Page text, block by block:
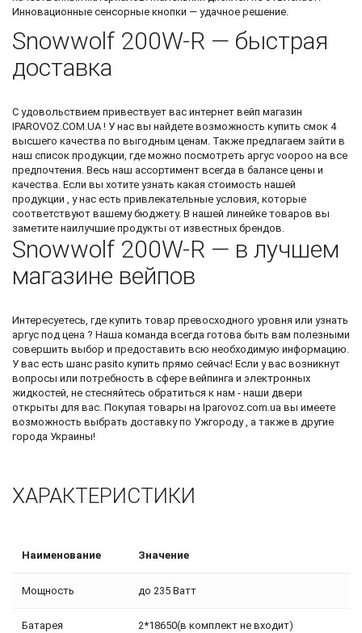
Инновационные сенсорные кнопки — удачное решение.
Snowwolf 200W-R — быстрая
доставка
С удовольствием привествует вас интернет вейп магазин
IPAROVOZ.COM.UA ! У нас вы найдете возможность купить смок 4
высшего качества по выгодным ценам. Также предлагаем зайти в
наш список продукции, где можно посмотреть аргус voopoo на все
предпочтения. Весь наш ассортимент всегда в балансе цены и
качества. Если вы хотите узнать какая стоимость нашей
продукции , у нас есть привлекательные условия, которые
соответствуют вашему бюджету. В нашей линейке товаров вы
заметите наилучшие продукты от известных брендов.
Snowwolf 200W-R — в лучшем
магазине вейпов
Интересуетесь, где купить товар превосходного уровня или узнать
аргус под цена ? Наша команда всегда готова быть вам полезными
совершить выбор и предоставить всю необходимую информацию.
У вас есть шанс pasito купить прямо сейчас! Если у вас возникнут
вопросы или потребность в сфере вейпинга и электронных
жидкостей, не стесняйтесь обратиться к нам - наши двери
открыты для вас. Покупая товары на Iparovoz.com.ua вы имеете
возможность выбрать доставку по Ужгороду , а также в другие
города Украины!
ХАРАКТЕРИСТИКИ
Наименование Значение
Мощность до 235 Ватт
Батарея 2*18650(в комплект не входит)